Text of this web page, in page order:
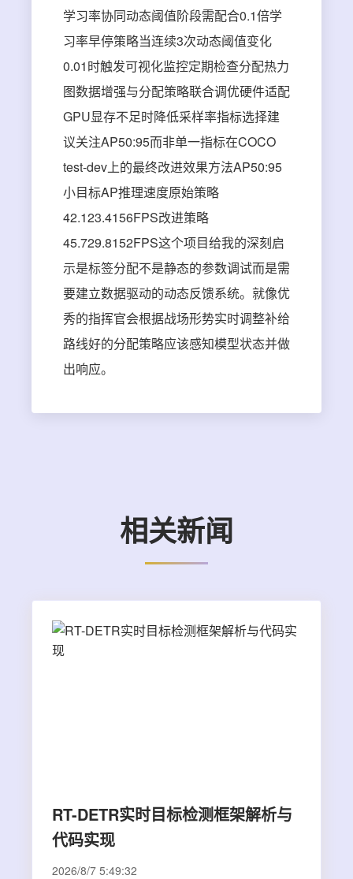
学习率协同动态阈值阶段需配合0.1倍学
习率早停策略当连续3次动态阈值变化
0.01时触发可视化监控定期检查分配热力
图数据增强与分配策略联合调优硬件适配
GPU显存不足时降低采样率指标选择建
议关注AP50:95而非单一指标在COCO
test-dev上的最终改进效果方法AP50:95
小目标AP推理速度原始策略
42.123.4156FPS改进策略
45.729.8152FPS这个项目给我的深刻启
示是标签分配不是静态的参数调试而是需
要建立数据驱动的动态反馈系统。就像优
秀的指挥官会根据战场形势实时调整补给
路线好的分配策略应该感知模型状态并做
出响应。
相关新闻
RT-DETR实时目标检测框架解析与
代码实现
2026/8/7 5:49:32